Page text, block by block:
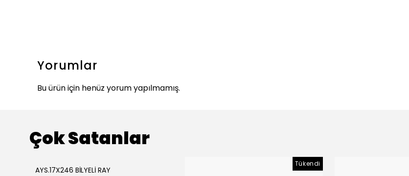
Yorumlar
Bu ürün için henüz yorum yapılmamış.
Çok Satanlar
AYS.17X246 BİLYELİ RAY
Tükendi